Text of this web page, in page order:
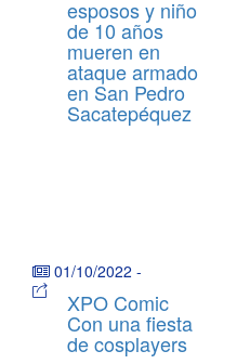
esposos y niño
de 10 años
mueren en
ataque armado
en San Pedro
Sacatepéquez
01/10/2022 -
XPO Comic
Con una fiesta
de cosplayers